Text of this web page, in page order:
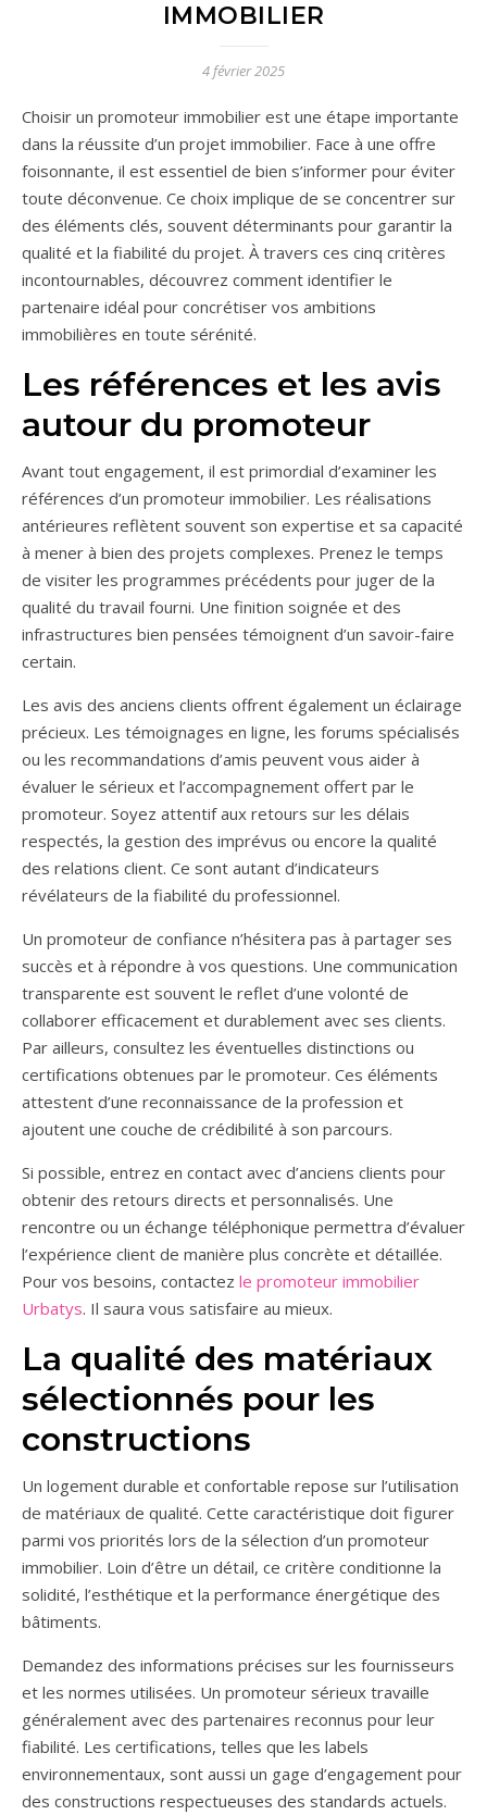
IMMOBILIER
4 février 2025
Choisir un promoteur immobilier est une étape importante
dans la réussite d’un projet immobilier. Face à une offre
foisonnante, il est essentiel de bien s’informer pour éviter
toute déconvenue. Ce choix implique de se concentrer sur
des éléments clés, souvent déterminants pour garantir la
qualité et la fiabilité du projet. À travers ces cinq critères
incontournables, découvrez comment identifier le
partenaire idéal pour concrétiser vos ambitions
immobilières en toute sérénité.
Les références et les avis
autour du promoteur
Avant tout engagement, il est primordial d’examiner les
références d’un promoteur immobilier. Les réalisations
antérieures reflètent souvent son expertise et sa capacité
à mener à bien des projets complexes. Prenez le temps
de visiter les programmes précédents pour juger de la
qualité du travail fourni. Une finition soignée et des
infrastructures bien pensées témoignent d’un savoir-faire
certain.
Les avis des anciens clients offrent également un éclairage
précieux. Les témoignages en ligne, les forums spécialisés
ou les recommandations d’amis peuvent vous aider à
évaluer le sérieux et l’accompagnement offert par le
promoteur. Soyez attentif aux retours sur les délais
respectés, la gestion des imprévus ou encore la qualité
des relations client. Ce sont autant d’indicateurs
révélateurs de la fiabilité du professionnel.
Un promoteur de confiance n’hésitera pas à partager ses
succès et à répondre à vos questions. Une communication
transparente est souvent le reflet d’une volonté de
collaborer efficacement et durablement avec ses clients.
Par ailleurs, consultez les éventuelles distinctions ou
certifications obtenues par le promoteur. Ces éléments
attestent d’une reconnaissance de la profession et
ajoutent une couche de crédibilité à son parcours.
Si possible, entrez en contact avec d’anciens clients pour
obtenir des retours directs et personnalisés. Une
rencontre ou un échange téléphonique permettra d’évaluer
l’expérience client de manière plus concrète et détaillée.
Pour vos besoins, contactez le promoteur immobilier
Urbatys. Il saura vous satisfaire au mieux.
La qualité des matériaux
sélectionnés pour les
constructions
Un logement durable et confortable repose sur l’utilisation
de matériaux de qualité. Cette caractéristique doit figurer
parmi vos priorités lors de la sélection d’un promoteur
immobilier. Loin d’être un détail, ce critère conditionne la
solidité, l’esthétique et la performance énergétique des
bâtiments.
Demandez des informations précises sur les fournisseurs
et les normes utilisées. Un promoteur sérieux travaille
généralement avec des partenaires reconnus pour leur
fiabilité. Les certifications, telles que les labels
environnementaux, sont aussi un gage d’engagement pour
des constructions respectueuses des standards actuels.